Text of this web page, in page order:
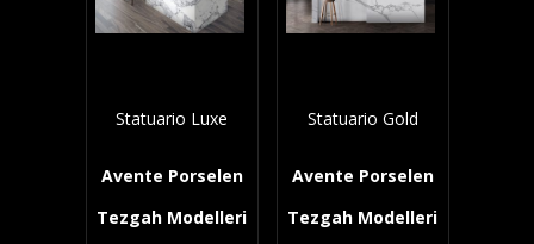
Statuario Luxe
Avente Porselen
Tezgah Modelleri
Statuario Gold
Avente Porselen
Tezgah Modelleri